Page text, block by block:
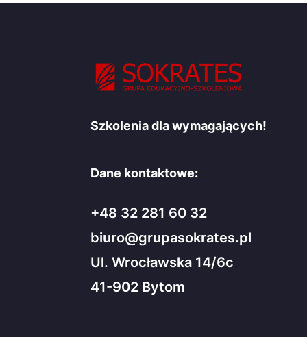
Szkolenia dla wymagających!
Dane kontaktowe:
+48 32 281 60 32
biuro@grupasokrates.pl
Ul. Wrocławska 14/6c
41-902 Bytom